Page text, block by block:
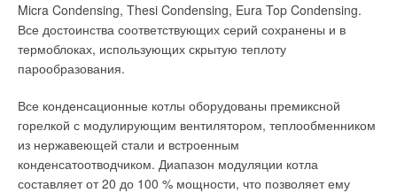
Micra Condensing, Thesi Condensing, Eura Top Condensing.
Все достоинства соответствующих серий сохранены и в
термоблоках, использующих скрытую теплоту
парообразования.
Все конденсационные котлы оборудованы премиксной
горелкой с модулирующим вентилятором, теплообменником
из нержавеющей стали и встроенным
конденсатоотводчиком. Диапазон модуляции котла
составляет от 20 до 100 % мощности, что позволяет ему